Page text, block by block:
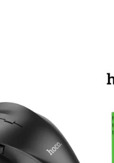
était :
د.ج2,400.00.